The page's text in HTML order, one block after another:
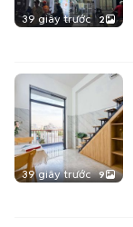
39 giây trước 2
39 giây trước 9